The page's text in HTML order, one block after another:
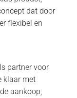
dat door
flexibel en
partner voor
klaar met
aankoop,